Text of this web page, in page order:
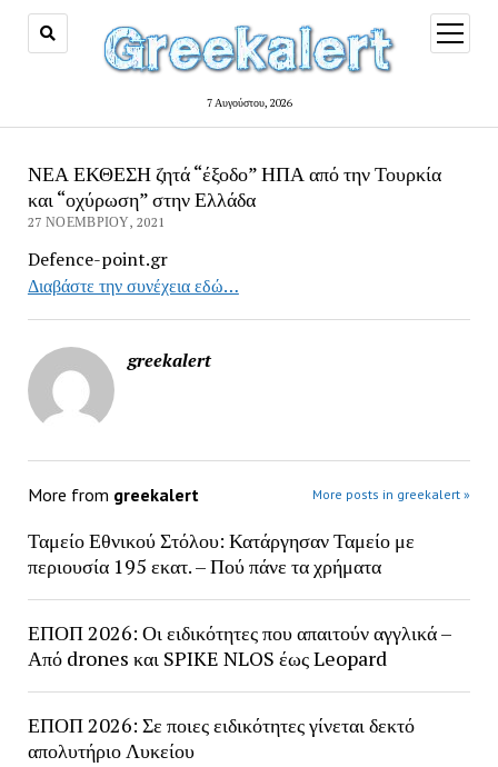
7 Αυγούστου, 2026
open
menu
ΝΕΑ ΕΚΘΕΣΗ ζητά “έξοδο” ΗΠΑ από την Τουρκία
και “οχύρωση” στην Ελλάδα
27 ΝΟΕΜΒΡΊΟΥ, 2021
Defence-point.gr
Διαβάστε την συνέχεια εδώ…
greekalert
More from greekalert More posts in greekalert »
Ταμείο Εθνικού Στόλου: Κατάργησαν Ταμείο με
περιουσία 195 εκατ. – Πού πάνε τα χρήματα
ΕΠΟΠ 2026: Οι ειδικότητες που απαιτούν αγγλικά –
Από drones και SPIKE NLOS έως Leopard
ΕΠΟΠ 2026: Σε ποιες ειδικότητες γίνεται δεκτό
απολυτήριο Λυκείου